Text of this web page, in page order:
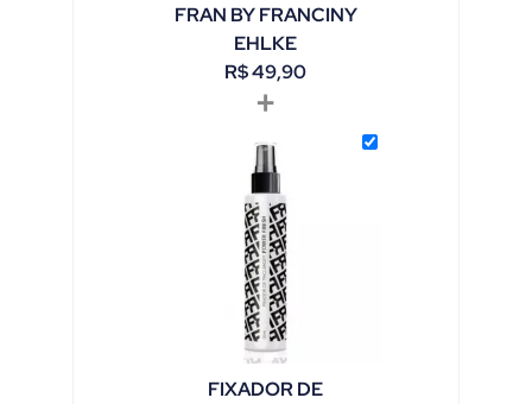
FRAN BY FRANCINY
EHLKE
R$49,90
+
FIXADOR DE